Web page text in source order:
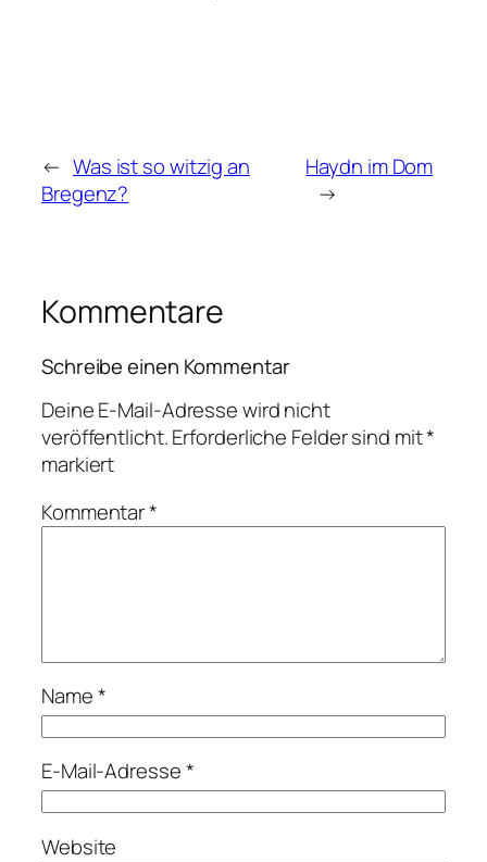
← Was ist so witzig an
Bregenz?
Haydn im Dom
→
Kommentare
Schreibe einen Kommentar
Deine E-Mail-Adresse wird nicht
veröffentlicht.Erforderliche Felder sind mit*
markiert
Kommentar*
Name*
E-Mail-Adresse*
Website